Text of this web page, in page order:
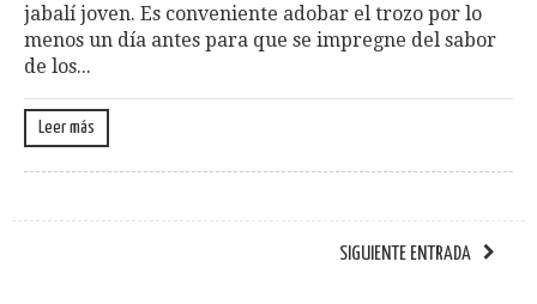
jabalí joven. Es conveniente adobar el trozo por lo
menos un día antes para que se impregne del sabor
de los...
Leer más
SIGUIENTE ENTRADA